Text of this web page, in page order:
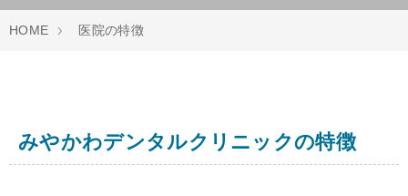
HOME 医院の特徴
みやかわデンタルクリニックの特徴